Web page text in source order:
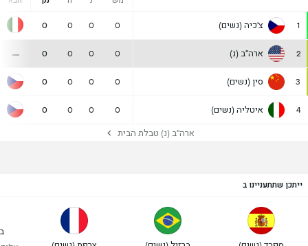
1 צ'כיה (נשים) 0
0
0
0
2 ארה"ב (נ) 0
0
0
0
-
3 סין (נשים) 0
0
0
0
4 איטליה (נשים) 0
0
0
0
ארה"ב (נ) טבלת הבית
ייתכן שתתעניינו ב